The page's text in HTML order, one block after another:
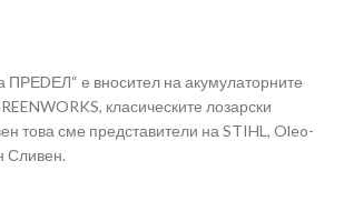
ПРЕDЕЛ“ е вносител на акумулаторните
класическите лозарски
това сме представители на STIHL, Oleo-
Сливен.